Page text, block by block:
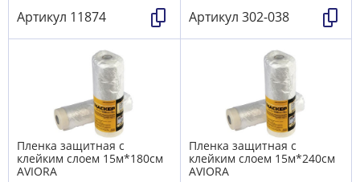
Артикул 11874
Артикул 302-038
Пленка защитная с
клейким слоем 15м*180см
AVIORA
Пленка защитная с
клейким слоем 15м*240см
AVIORA